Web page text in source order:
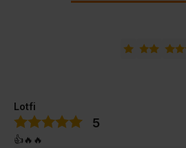
Lotfi
5
👍️🔥🔥